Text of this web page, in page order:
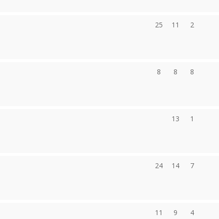
25 11 2
8 8 8
13 1
24 14 7
11 9 4